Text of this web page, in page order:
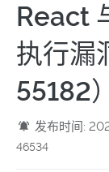
React
执行漏
55182）
发布时间:
46534